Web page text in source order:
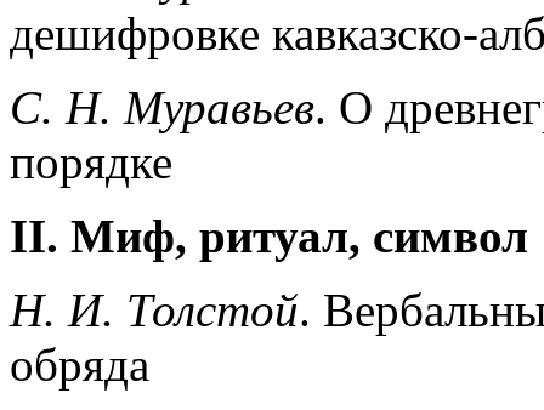
дешифровке кавказско-
С. Н. Муравьев. О
порядке
II. Миф, ритуал, символ
Н. И. Толстой.
обряда